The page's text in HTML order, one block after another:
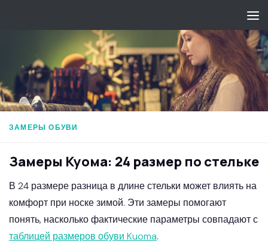
ЗАМЕРЫ ОБУВИ
Замеры Куома: 24 размер по стельке
В 24 размере разница в длине стельки может влиять на
комфорт при носке зимой. Эти замеры помогают
понять, насколько фактические параметры совпадают с
таблицей размеров обуви Kuoma.